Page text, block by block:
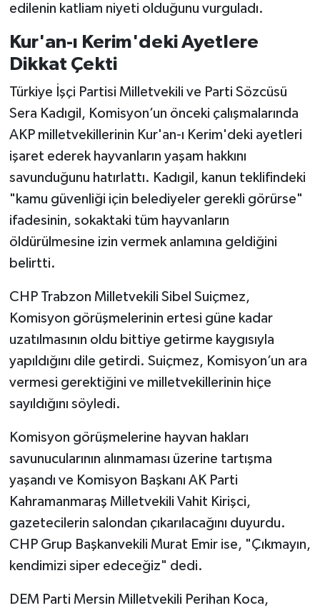
edilenin katliam niyeti olduğunu vurguladı.
Kur'an-ı Kerim'deki Ayetlere
Dikkat Çekti
Türkiye İşçi Partisi Milletvekili ve Parti Sözcüsü
Sera Kadıgil, Komisyon’un önceki çalışmalarında
AKP milletvekillerinin Kur'an-ı Kerim'deki ayetleri
işaret ederek hayvanların yaşam hakkını
savunduğunu hatırlattı. Kadıgil, kanun teklifindeki
"kamu güvenliği için belediyeler gerekli görürse"
ifadesinin, sokaktaki tüm hayvanların
öldürülmesine izin vermek anlamına geldiğini
belirtti.
CHP Trabzon Milletvekili Sibel Suiçmez,
Komisyon görüşmelerinin ertesi güne kadar
uzatılmasının oldu bittiye getirme kaygısıyla
yapıldığını dile getirdi. Suiçmez, Komisyon’un ara
vermesi gerektiğini ve milletvekillerinin hiçe
sayıldığını söyledi.
Komisyon görüşmelerine hayvan hakları
savunucularının alınmaması üzerine tartışma
yaşandı ve Komisyon Başkanı AK Parti
Kahramanmaraş Milletvekili Vahit Kirişci,
gazetecilerin salondan çıkarılacağını duyurdu.
CHP Grup Başkanvekili Murat Emir ise, "Çıkmayın,
kendimizi siper edeceğiz" dedi.
DEM Parti Mersin Milletvekili Perihan Koca,